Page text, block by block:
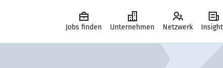
Jobs finden Unternehmen Netzwerk